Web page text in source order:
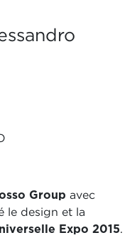
Group avec
le design et la
Expo 2015.